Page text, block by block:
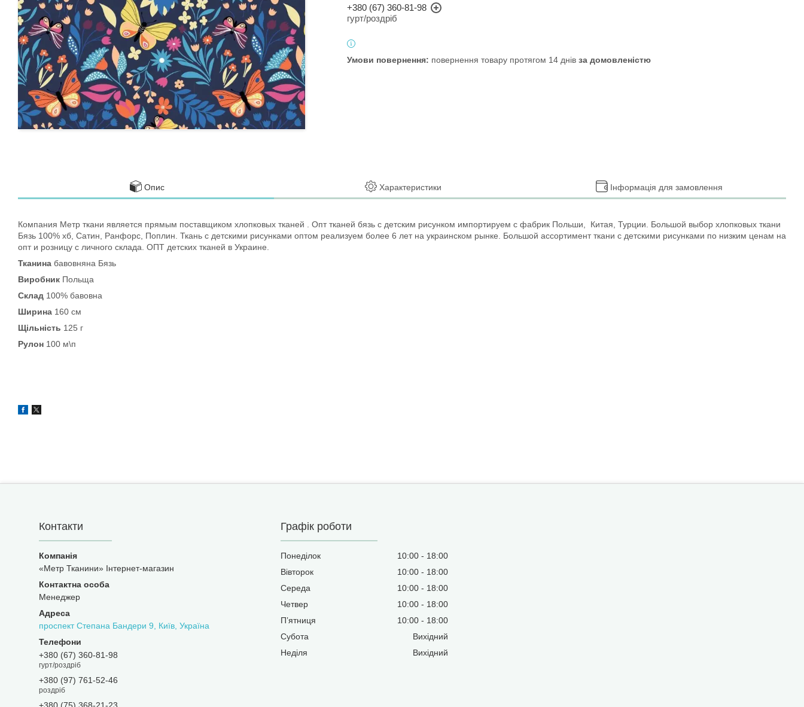
+380 (67) 360-81-98
гурт/роздріб
повернення товару протягом 14 днів за домовленістю
Опис Характеристики Інформація для замовлення
Компания Метр ткани является прямым поставщиком хлопковых тканей . Опт тканей бязь с детским рисунком импортируем с фабрик Польши, Китая, Турции. Большой выбор хлопковых ткани
Бязь 100% хб, Сатин, Ранфорс, Поплин. Ткань с детскими рисунками оптом реализуем более 6 лет на украинском рынке. Большой ассортимент ткани с детскими рисунками по низким ценам на
опт и розницу с личного склада. ОПТ детских тканей в Украине.
Тканина бавовняна Бязь
Виробник Польща
Склад 100% бавовна
Ширина 160 см
Щільність 125 г
Рулон 100 м\п
Контакти
«Метр Тканини» Інтернет-магазин
Менеджер
проспект Степана Бандери 9, Київ, Україна
+380 (67) 360-81-98
гурт/роздріб
+380 (97) 761-52-46
роздріб
+380 (75) 368-21-23
Графік роботи
Понеділок 10:00
18:00
Вівторок
10:00
18:00
Середа
10:00
18:00
Четвер
10:00
18:00
Пʼятниця
10:00
18:00
Субота
Вихідний
Неділя
Вихідний